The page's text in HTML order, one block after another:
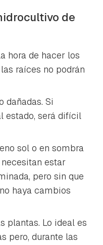
de
hora de hacer los
raíces no podrán
dañadas. Si
estado, será difícil
sol o en sombra
estar
pero sin que
haya cambios
plantas. Lo ideal es
pero, durante las